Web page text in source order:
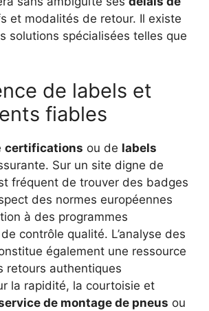
et modalités de retour. Il existe
solutions spécialisées telles que
de labels et
fiables
certifications ou de labels
Sur un site digne de
fréquent de trouver des badges
des normes européennes
à des programmes
contrôle qualité. L’analyse des
également une ressource
retours authentiques
la rapidité, la courtoisie et
de montage de pneus ou